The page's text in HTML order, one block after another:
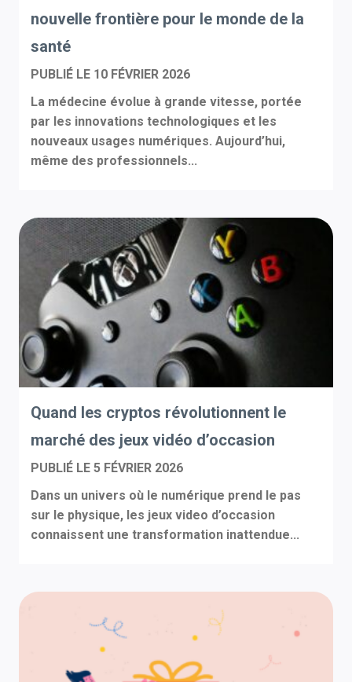
nouvelle frontière pour le monde de la
santé
PUBLIÉ LE 10 FÉVRIER 2026
La médecine évolue à grande vitesse, portée
par les innovations technologiques et les
nouveaux usages numériques. Aujourd’hui,
même des professionnels...
Quand les cryptos révolutionnent le
marché des jeux vidéo d’occasion
PUBLIÉ LE 5 FÉVRIER 2026
Dans un univers où le numérique prend le pas
sur le physique, les jeux video d’occasion
connaissent une transformation inattendue...